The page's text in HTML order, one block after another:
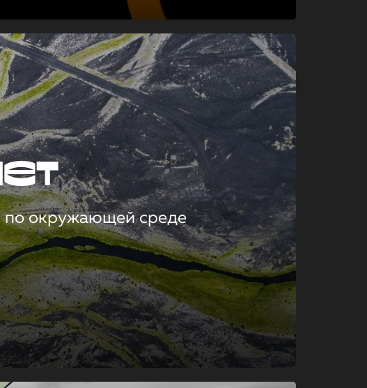
окружающей среде